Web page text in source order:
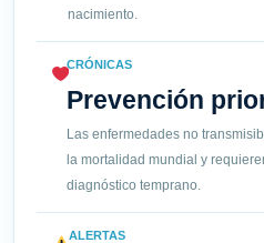
nacimiento.
CRÓNICAS
Prevención
Las enfermedades no
la mortalidad mundial y
diagnóstico temprano.
ALERTAS